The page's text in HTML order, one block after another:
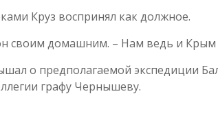
Круз воспринял как должное.
своим домашним. – Нам ведь и
о предполагаемой экспедиции
графу Чернышеву.